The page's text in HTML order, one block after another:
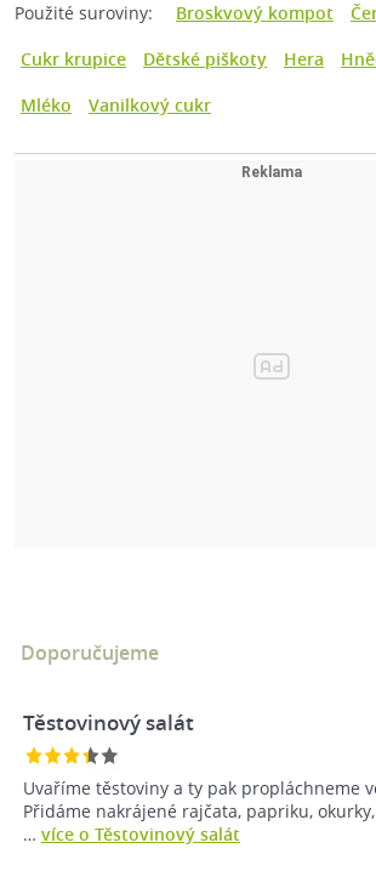
Použité suroviny: Broskvový kompot
Cukr krupice
Dětské piškoty Hera
Mléko
Vanilkový cukr
Doporučujeme
Těstovinový salát
Uvaříme těstoviny a ty pak propláchneme
Přidáme nakrájené rajčata, papriku,
… více o Těstovinový salát